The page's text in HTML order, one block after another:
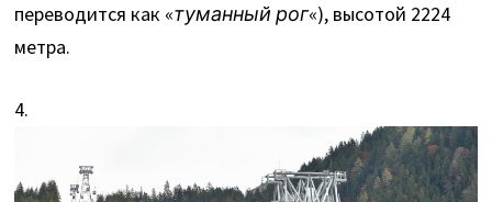
переводится как «туманный рог«), высотой 2224
метра.
4.